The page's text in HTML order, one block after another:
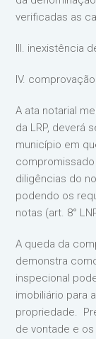
verificadas as
III. inexistência
IV.
A ata notarial
da LRP, deverá
município em
diligências do
podendo os
notas (art. 8°
A queda da
demonstra
inspecional
imobiliário para
propriedade.
de vontade e os